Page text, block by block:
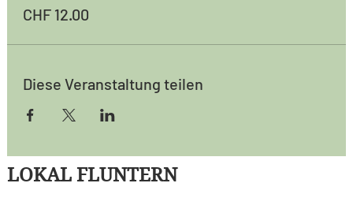
CHF 12.00
Diese Veranstaltung teilen
LOKAL FLUNTERN